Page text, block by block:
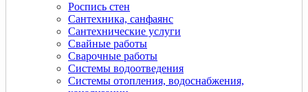
Роспись стен
Сантехника, санфаянс
Сантехнические услуги
Свайные работы
Сварочные работы
Системы водоотведения
Системы отопления, водоснабжения,